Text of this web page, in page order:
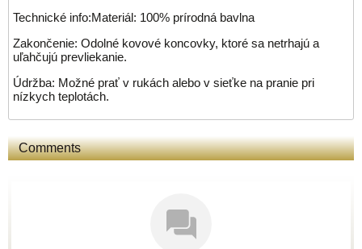
Technické info:Materiál: 100% prírodná bavlna
Zakončenie: Odolné kovové koncovky, ktoré sa netrhajú a
uľahčujú prevliekanie.
Údržba: Možné prať v rukách alebo v sieťke na pranie pri
nízkych teplotách.
Comments